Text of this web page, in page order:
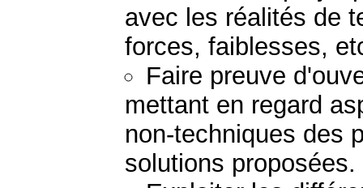
avec les réalités de
forces, faiblesses,
Faire preuve
mettant en regard
non-techniques des
solutions proposées.